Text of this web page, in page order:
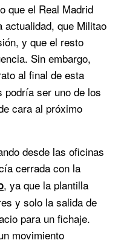
que el Real Madrid
que Militao
y que el resto
Sin embargo,
al final de esta
podría ser uno de los
cara al próximo
desde las oficinas
cerrada con la
, ya que la plantilla
y solo la salida de
para un fichaje.
movimiento